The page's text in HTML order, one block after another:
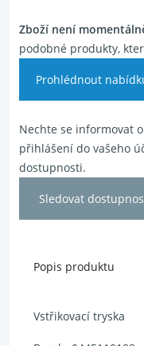
Zboží není
podobné produkty,
Prohlédnout
Nechte se informovat
přihlášení do vašeho
dostupnosti.
Sledovat
Popis produktu
Vstřikovací tryska